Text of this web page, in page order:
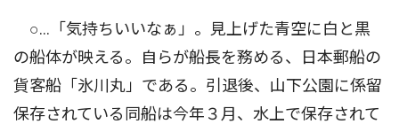
○…「気持ちいいなぁ」。見上げた青空に白と黒
の船体が映える。自らが船長を務める、日本郵船の
貨客船「氷川丸」である。引退後、山下公園に係留
保存されている同船は今年３月、水上で保存されて